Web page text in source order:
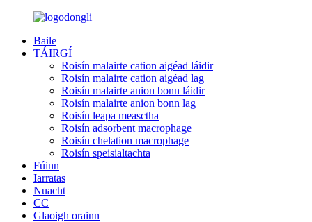
Baile
TÁIRGÍ
Roisín malairte cation aigéad láidir
Roisín malairte cation aigéad lag
Roisín malairte anion bonn láidir
Roisín malairte anion bonn lag
Roisín leapa measctha
Roisín adsorbent macrophage
Roisín chelation macrophage
Roisín speisialtachta
Fúinn
Iarratas
Nuacht
CC
Glaoigh orainn